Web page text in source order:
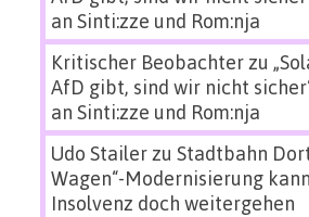
an Sinti:zze und Rom:nja
Kritischer Beobachterzu
AfD gibt, sind wir nicht
an Sinti:zze und Rom:nja
Udo Stailerzu Stadtbahn
Wagen“-Modernisierung
Insolvenz doch weitergehen